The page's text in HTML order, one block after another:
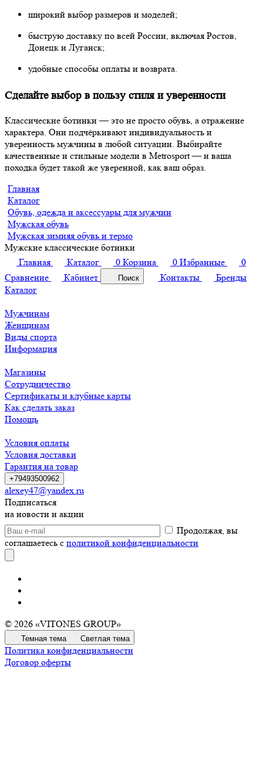
широкий выбор размеров и моделей;
быструю доставку по всей России, включая Ростов,
Донецк и Луганск;
удобные способы оплаты и возврата.
Сделайте выбор в пользу стиля и уверенности
Классические ботинки — это не просто обувь, а отражение
характера. Они подчёркивают индивидуальность и
уверенность мужчины в любой ситуации. Выбирайте
качественные и стильные модели в Metrosport — и ваша
походка будет такой же уверенной, как ваш образ.
Главная
Каталог
Обувь, одежда и аксессуары для мужчин
Мужская обувь
Мужская зимняя обувь и термо
Мужские классические ботинки
Главная
Каталог 0 Корзина 0 Избранные
0
Сравнение
Кабинет Поиск Контакты
Бренды
Каталог
Мужчинам
Женщинам
Виды спорта
Информация
Магазины
Сотрудничество
Сертификаты и клубные карты
Как сделать заказ
Помощь
Условия оплаты
Условия доставки
Гарантия на товар
+79493500962
alexey47@yandex.ru
Подписаться
на новости и акции
Продолжая, вы
соглашаетесь с политикой конфиденциальности
© 2026 «VITONES GROUP»
Темная тема Светлая тема
Политика конфиденциальности
Договор оферты